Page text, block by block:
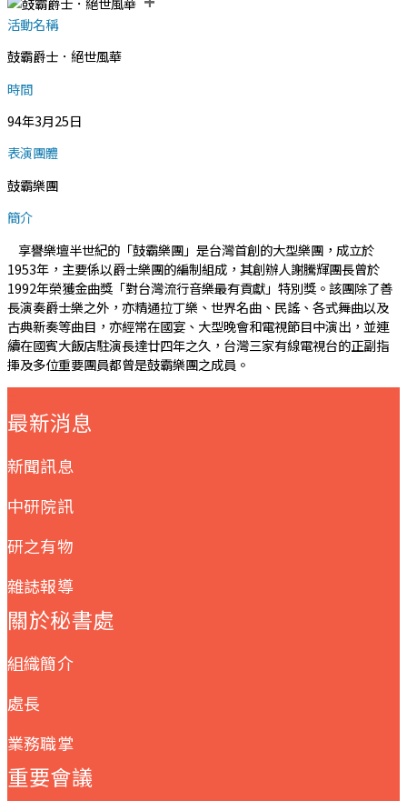
活動名稱
鼓霸爵士．絕世風華
時間
94年3月25日
表演團體
鼓霸樂團
簡介
享譽樂壇半世紀的「鼓霸樂團」是台灣首創的大型樂團，成立於
1953年，主要係以爵士樂團的編制組成，其創辦人謝騰輝團長曾於
1992年榮獲金曲獎「對台灣流行音樂最有貢獻」特別獎。該團除了善
長演奏爵士樂之外，亦精通拉丁樂、世界名曲、民謠、各式舞曲以及
古典新奏等曲目，亦經常在國宴、大型晚會和電視節目中演出，並連
續在國賓大飯店駐演長達廿四年之久，台灣三家有線電視台的正副指
揮及多位重要團員都曾是鼓霸樂團之成員。
最新消息
新聞訊息
中研院訊
研之有物
雜誌報導
關於秘書處
組織簡介
處長
業務職掌
重要會議